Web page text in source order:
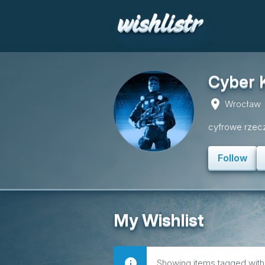
Cyber
place Wrocław
cyfrowe
Follow
My Wishlist